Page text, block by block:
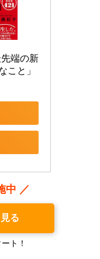
端の新
こと」
中 ／
る
ト！